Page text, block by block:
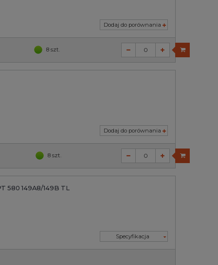
Dodaj do porównania
8 szt.
Dodaj do porównania
8 szt.
580 149A8/149B TL
Specyfikacja